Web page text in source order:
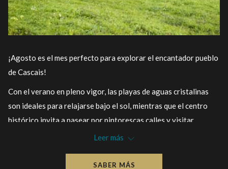
¡Agosto es el mes perfecto para explorar el encantador pueblo
de Cascais!
Con el verano en pleno vigor, las playas de aguas cristalinas
son ideales para relajarse bajo el sol, mientras que el centro
histórico invita a pasear por pintorescas calles y visitar
El calendario cultural está repleto de eventos, desde
Leer más
SABER MÁS